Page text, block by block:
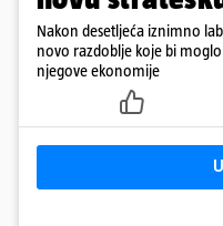
Nakon desetljeća iznimno
novo razdoblje koje bi
njegove ekonomije